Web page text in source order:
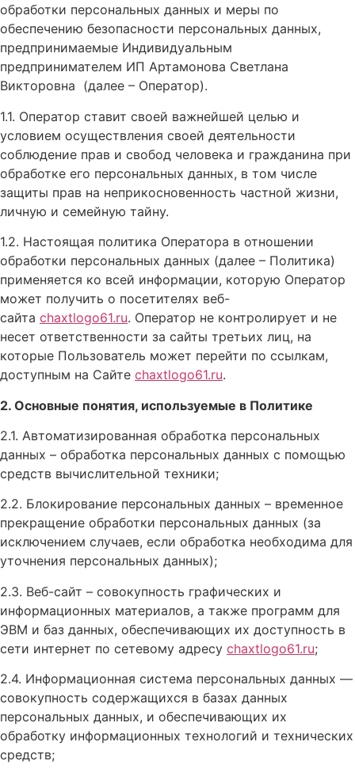
обработки персональных данных и меры по
обеспечению безопасности персональных данных,
предпринимаемые Индивидуальным
предпринимателем ИП Артамонова Светлана
Викторовна (далее – Оператор).
1.1. Оператор ставит своей важнейшей целью и
условием осуществления своей деятельности
соблюдение прав и свобод человека и гражданина при
обработке его персональных данных, в том числе
защиты прав на неприкосновенность частной жизни,
личную и семейную тайну.
1.2. Настоящая политика Оператора в отношении
обработки персональных данных (далее – Политика)
применяется ко всей информации, которую Оператор
может получить о посетителях веб-
сайта chaxtlogo61.ru. Оператор не контролирует и не
несет ответственности за сайты третьих лиц, на
которые Пользователь может перейти по ссылкам,
доступным на Сайте chaxtlogo61.ru.
2. Основные понятия, используемые в Политике
2.1. Автоматизированная обработка персональных
данных – обработка персональных данных с помощью
средств вычислительной техники;
2.2. Блокирование персональных данных – временное
прекращение обработки персональных данных (за
исключением случаев, если обработка необходима для
уточнения персональных данных);
2.3. Веб-сайт – совокупность графических и
информационных материалов, а также программ для
ЭВМ и баз данных, обеспечивающих их доступность в
сети интернет по сетевому адресу chaxtlogo61.ru;
2.4. Информационная система персональных данных —
совокупность содержащихся в базах данных
персональных данных, и обеспечивающих их
обработку информационных технологий и технических
средств;